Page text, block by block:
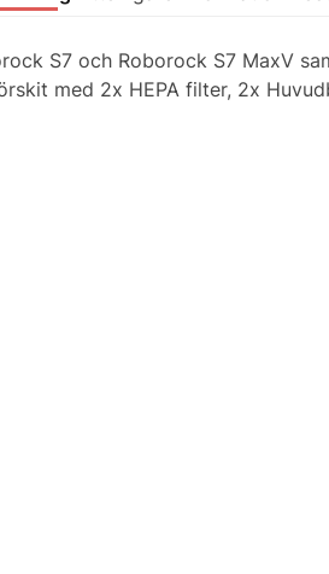
S7 och Roborock S7 MaxV
med 2x HEPA filter, 2x